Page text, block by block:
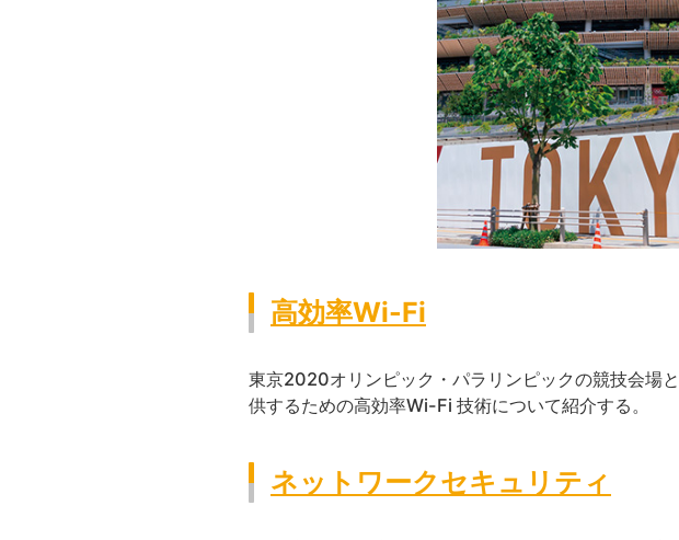
高効率Wi-Fi
東京2020オリンピック・パラリンピックの競技会場
供するための高効率Wi-Fi 技術について紹介する。
ネットワークセキュリティ